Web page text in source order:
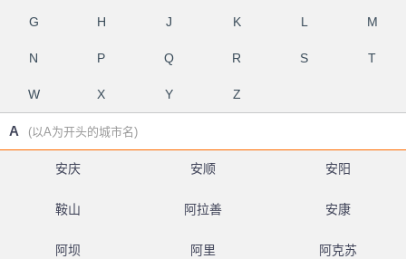
G H J K L M
N P Q R S T
W X Y Z
A (以A为开头的城市名)
安庆 安顺 安阳
鞍山 阿拉善 安康
阿坝 阿里 阿克苏